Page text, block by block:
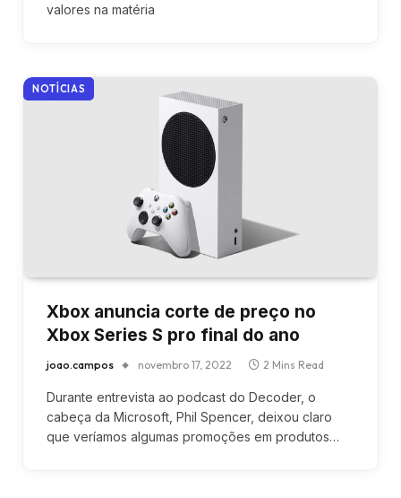
valores na matéria
NOTÍCIAS
Xbox anuncia corte de preço no
Xbox Series S pro final do ano
joao.campos novembro 17, 2022 2 Mins Read
Durante entrevista ao podcast do Decoder, o
cabeça da Microsoft, Phil Spencer, deixou claro
que veríamos algumas promoções em produtos…